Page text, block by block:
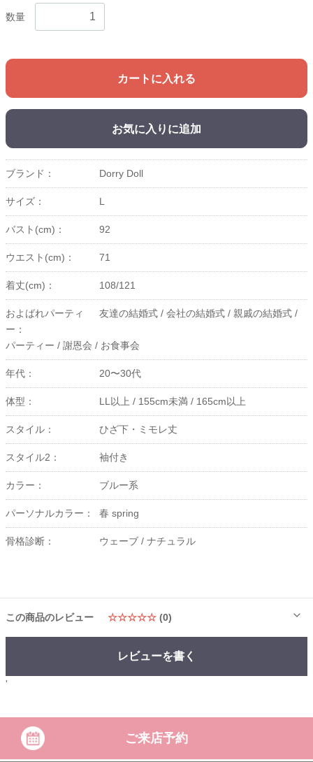
数量
カートに入れる
お気に入りに追加
ブランド： Dorry Doll
サイズ： L
バスト(cm)： 92
ウエスト(cm)： 71
着丈(cm)： 108/121
およばれパーティ
ー：
友達の結婚式 / 会社の結婚式 / 親戚の結婚式 /
パーティー / 謝恩会 / お食事会
年代： 20〜30代
体型： LL以上 / 155cm未満 / 165cm以上
スタイル： ひざ下・ミモレ丈
スタイル2： 袖付き
カラー： ブルー系
パーソナルカラー： 春 spring
骨格診断： ウェーブ / ナチュラル
この商品のレビュー ☆☆☆☆☆ (0)
レビューを書く
'
ご来店予約